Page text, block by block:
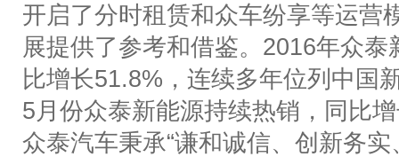
开启了分时租赁和众车纷享等运营
展提供了参考和借鉴。 2016年众泰
比增长51.8% ，连续多年位列中国
5月份众泰新能源持续热销，同比
众泰汽车秉承“谦和诚信、创新务